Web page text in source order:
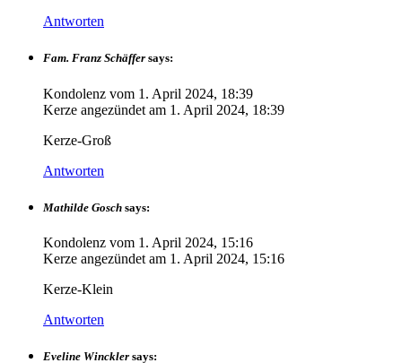
Antworten
Fam. Franz Schäffer says:
Kondolenz vom 1. April 2024, 18:39
Kerze angezündet am 1. April 2024, 18:39
Kerze-Groß
Antworten
Mathilde Gosch says:
Kondolenz vom 1. April 2024, 15:16
Kerze angezündet am 1. April 2024, 15:16
Kerze-Klein
Antworten
Eveline Winckler says: